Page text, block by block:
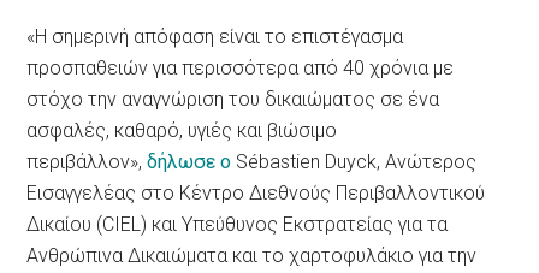
«Η σημερινή απόφαση είναι το επιστέγασμα
προσπαθειών για περισσότερα από 40 χρόνια με
στόχο την αναγνώριση του δικαιώματος σε ένα
ασφαλές, καθαρό, υγιές και βιώσιμο
περιβάλλον»,δήλωσε ο Sébastien Duyck, Ανώτερος
Εισαγγελέας στο Κέντρο Διεθνούς Περιβαλλοντικού
Δικαίου (CIEL) και Υπεύθυνος Εκστρατείας για τα
Ανθρώπινα Δικαιώματα και το χαρτοφυλάκιο για την